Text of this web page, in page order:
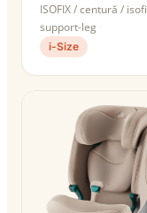
ISOFIX / centură /
support-leg
i-Size